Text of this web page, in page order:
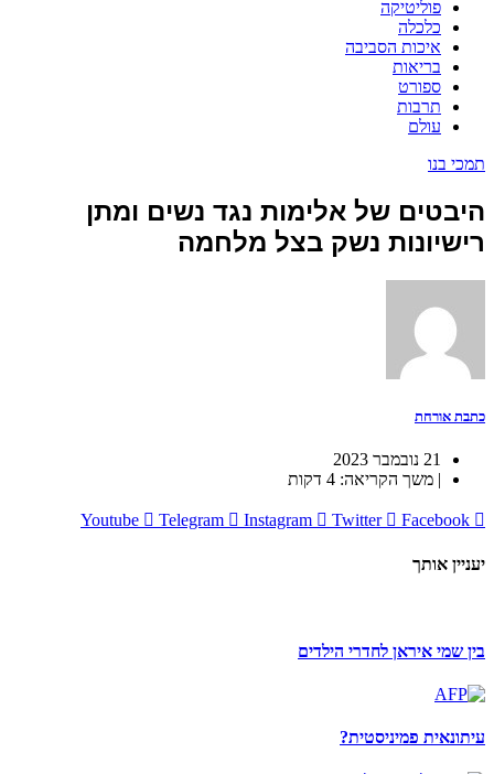
פוליטיקה
כלכלה
איכות הסביבה
בריאות
ספורט
תרבות
עולם
תמכי בנו
היבטים של אלימות נגד נשים ומתן
רישיונות נשק בצל מלחמה
כתבת אורחת
21 נובמבר 2023
| משך הקריאה: 4 דקות
Youtube Telegram Instagram Twitter Facebook
יעניין אותך
בין שמי איראן לחדרי הילדים
עיתונאית פמיניסטית?